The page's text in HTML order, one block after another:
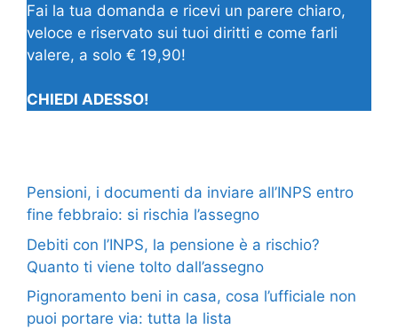
Fai la tua domanda e ricevi un parere chiaro,
veloce e riservato sui tuoi diritti e come farli
valere, a solo € 19,90!
CHIEDI ADESSO!
Pensioni, i documenti da inviare all’INPS entro
fine febbraio: si rischia l’assegno
Debiti con l’INPS, la pensione è a rischio?
Quanto ti viene tolto dall’assegno
Pignoramento beni in casa, cosa l’ufficiale non
puoi portare via: tutta la lista